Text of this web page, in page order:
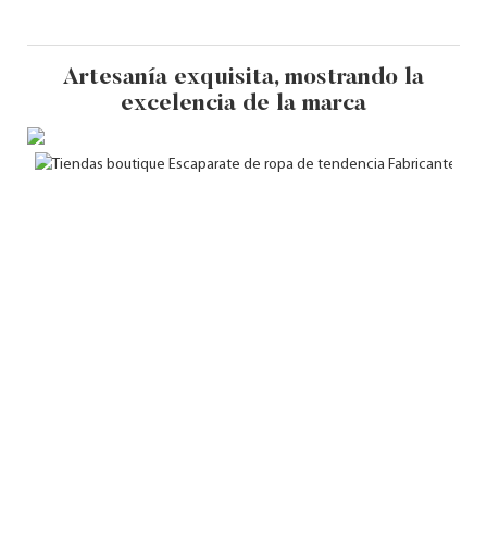
Artesanía exquisita, mostrando la
excelencia de la marca